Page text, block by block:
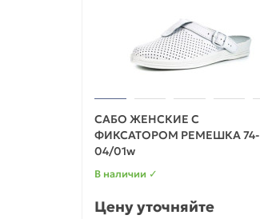
САБО ЖЕНСКИЕ С
ФИКСАТОРОМ РЕМЕШКА 74-
04/01w
В наличии ✓
Цену уточняйте